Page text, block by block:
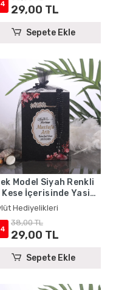
29,00 TL
Sepete Ekle
Model Siyah Renkli
Kese İçerisinde Yasin
ve Tesbih - Mevlüt
Hediyelikleri
38,00 TL
29,00 TL
Sepete Ekle